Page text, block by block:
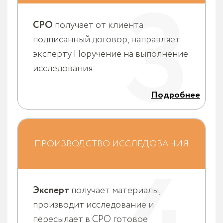
Подробнее
выполнение исследования.
СРО получает от клиента
подписанный договор, направляет
эксперту Поручение на выполнение
исследования
3
ПРОИЗВОДСТВО ИССЛЕДОВАНИЯ
образцы. Эксперт производит исследование и
готовит итоговый документ на основе Поручения.
- в формате Word подготовленный документ об
- акт приема-передачи оказанных услуг (между СРО
и экспертом) и счет на оплату за оказанную услугу.
Эксперт получает материалы,
производит исследование и
пересылает в СРО готовое